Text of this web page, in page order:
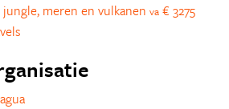
meren en vulkanen va € 3275